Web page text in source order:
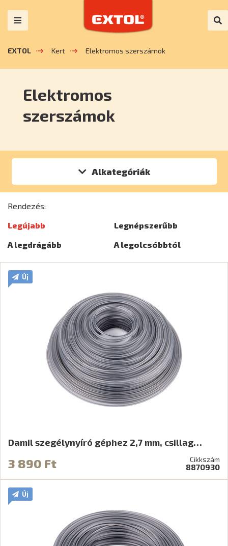
EXTOL Kert Elektromos szerszámok
Elektromos
szerszámok
Alkategóriák
Rendezés:
Legújabb
Legnépszerűbb
A legdrágább
A legolcsóbbtól
Új
Damil szegélynyíró géphez 2,7 mm, csillag…
3 890 Ft Cikkszám
8870930
Új